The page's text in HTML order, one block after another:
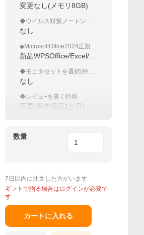
変更なし(メモリ8GB)
◆ウイルス対策ノートンセキ
ュリティソフト
なし
◆MicrosoftOffice2024正規ラ
イセンスカードを選択
新品WPSOffice/Excel/w
◆モニタセットを選択(外部
モニタで2画面)
なし
◆レビュ−を書く特典
不要(基本保証1か月)
数量
7日以内に注文した方がいます
ギフトで贈る場合はログインが必要で
す
カートに入れる